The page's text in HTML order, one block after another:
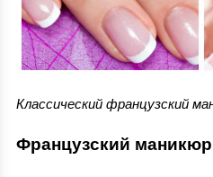
Классический французский
Французский